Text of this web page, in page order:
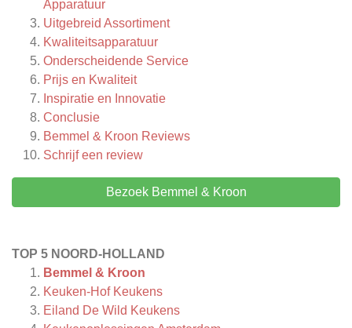
Apparatuur
Uitgebreid Assortiment
Kwaliteitsapparatuur
Onderscheidende Service
Prijs en Kwaliteit
Inspiratie en Innovatie
Conclusie
Bemmel & Kroon Reviews
Schrijf een review
Bezoek Bemmel & Kroon
TOP 5 NOORD-HOLLAND
Bemmel & Kroon
Keuken-Hof Keukens
Eiland De Wild Keukens